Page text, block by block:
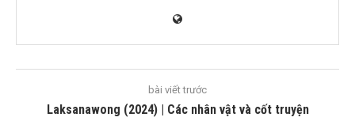
bài viết trước
Laksanawong (2024) | Các nhân vật và cốt truyện